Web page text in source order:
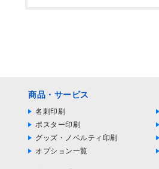
商品・サービス
名刺印刷
ポスター印刷
グッズ・ノベルティ印刷
オプション一覧